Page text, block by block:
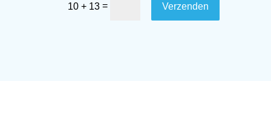
10 + 13 = Verzenden